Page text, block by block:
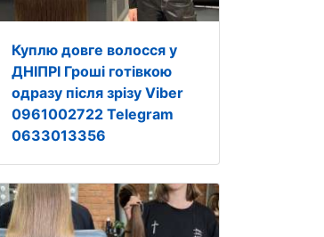
Куплю довге волосся у
ДНІПРІ Гроші готівкою
одразу після зрізу Viber
0961002722 Telegram
0633013356